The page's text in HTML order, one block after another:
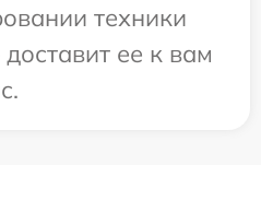
техники
ее к вам